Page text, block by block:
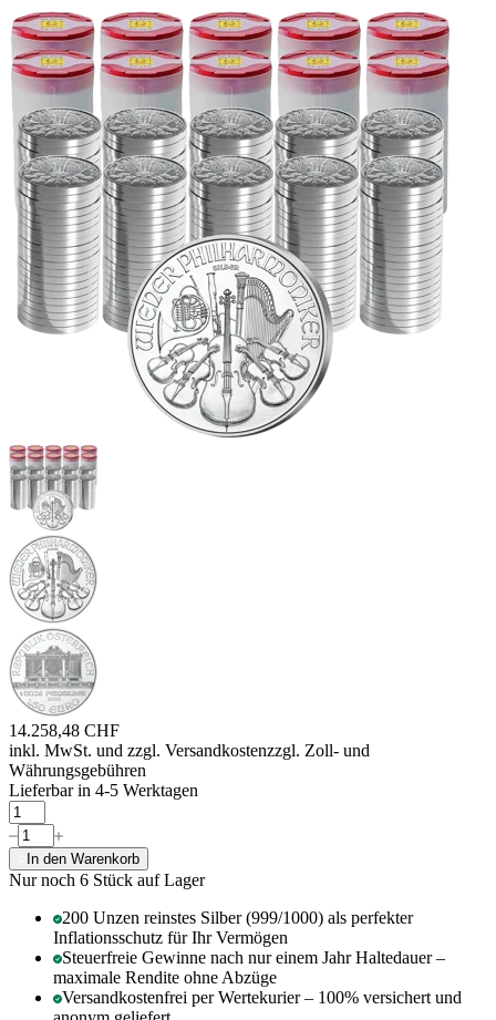
14.258,48 CHF
inkl. MwSt. und zzgl. Versandkostenzzgl. Zoll- und
Währungsgebühren
Lieferbar in 4-5 Werktagen
In den Warenkorb
Nur noch 6 Stück auf Lager
200 Unzen reinstes Silber (999/1000) als perfekter
Inflationsschutz für Ihr Vermögen
Steuerfreie Gewinne nach nur einem Jahr Haltedauer –
maximale Rendite ohne Abzüge
Versandkostenfrei per Wertekurier – 100% versichert und